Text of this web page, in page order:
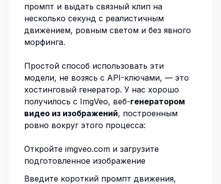
промпт и выдать связный клип на
несколько секунд с реалистичным
движением, ровным светом и без явного
морфинга.
Простой способ использовать эти
модели, не возясь с API-ключами, — это
хостинговый генератор. У нас хорошо
получилось с ImgVeo, веб-генератором
видео из изображений, построенным
ровно вокруг этого процесса:
Откройте imgveo.com и загрузите
подготовленное изображение
Введите короткий промпт движения,